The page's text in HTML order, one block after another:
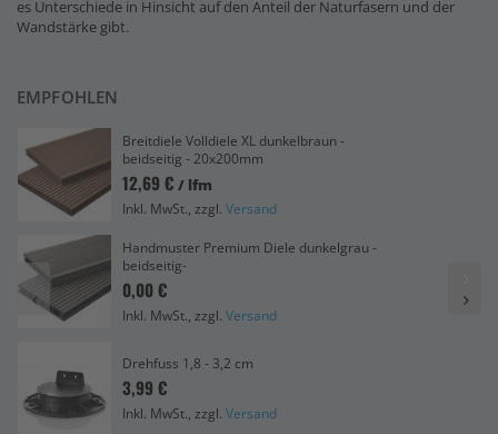
es Unterschiede in Hinsicht auf den Anteil der Naturfasern und der
Wandstärke gibt.
EMPFOHLEN
Breitdiele Volldiele XL dunkelbraun -
beidseitig - 20x200mm
12,69 € / lfm
Inkl. MwSt., zzgl. Versand
Handmuster Premium Diele dunkelgrau -
beidseitig-
0,00 €
Inkl. MwSt., zzgl. Versand
Drehfuss 1,8 - 3,2 cm
3,99 €
Inkl. MwSt., zzgl. Versand